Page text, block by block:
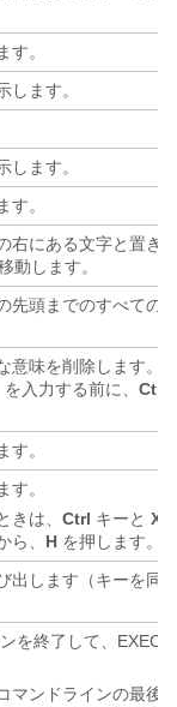
す。
します。
します。
す。
右にある文字と置き
動します。
先頭までのすべての
味を削除します。
入力する前に、 Ctrl-
す。
す。
きは、 Ctrl キーと X
ら、 H を押します。
出します（キーを同
を終了して、EXEC
マンドラインの最後